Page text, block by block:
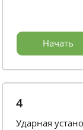
Начать
4
Ударная